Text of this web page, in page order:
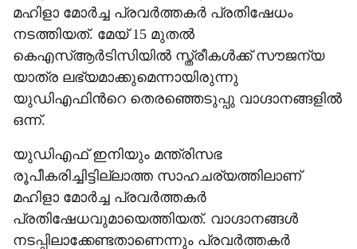
മഹിളാ മോർച്ച പ്രവർത്തകർ പ്രതിഷേധം
നടത്തിയത്. മേയ് 15 മുതൽ
കെഎസ്ആർടിസിയിൽ സ്ത്രീകൾക്ക് സൗജന്യ
യാത്ര ലഭ്യമാക്കുമെന്നായിരുന്നു
യുഡിഎഫിന്‍റെ തെരഞ്ഞെടുപ്പു വാഗ്ദാനങ്ങളിൽ
ഒന്ന്.
യുഡിഎഫ് ഇനിയും മന്ത്രിസഭ
രൂപീകരിച്ചിട്ടില്ലാത്ത സാഹചര്യത്തിലാണ്
മഹിളാ മോർച്ച പ്രവർത്തകർ
പ്രതിഷേധവുമായെത്തിയത്. വാഗ്ദാനങ്ങൾ
നടപ്പിലാക്കേണ്ടതാണെന്നും പ്രവർത്തകർ